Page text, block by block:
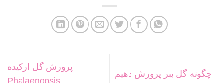
چگونه گل ببر پرورش دهیم
پرورش گل ارکیده
Phalaenopsis